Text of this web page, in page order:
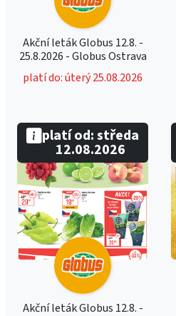
Akční leták Globus 12.8. -
25.8.2026 - Globus Ostrava
platí do: úterý 25.08.2026
Akční leták Globus 12.8. -
platí od: středa
12.08.2026